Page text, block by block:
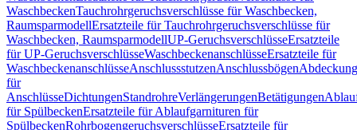
WaschbeckenTauchrohrgeruchsverschlüsse für Waschbecken,
RaumsparmodellErsatzteile für Tauchrohrgeruchsverschlüsse für
Waschbecken, RaumsparmodellUP-GeruchsverschlüsseErsatzteile
für UP-GeruchsverschlüsseWaschbeckenanschlüsseErsatzteile für
WaschbeckenanschlüsseAnschlussstutzenAnschlussbögen
für
AnschlüsseDichtungenStandrohreVerlängerungenBetätigungen
für SpülbeckenErsatzteile für Ablaufgarnituren für
SpülbeckenRohrbogengeruchsverschlüsseErsatzteile für